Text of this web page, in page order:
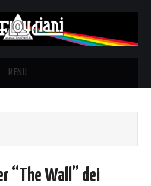
MENU
“The Wall” dei